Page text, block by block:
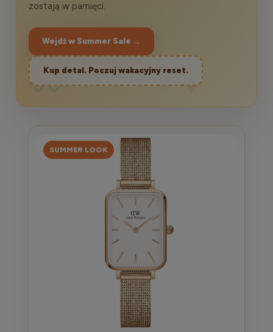
〰 ✦
zostają w pamięci.
Wejdź w Summer Sale →
Kup detal. Poczuj wakacyjny reset.
SUMMER LOOK